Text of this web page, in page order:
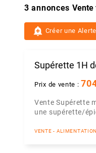
3 annonces Vente
add_alert Créer une Alerte
Supérette 1H
Prix de vente :
Vente Supérette
une supérette/
VENTE -